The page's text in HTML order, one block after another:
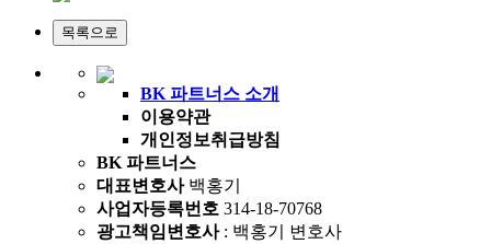
BK 파트너스 소개
이용약관
개인정보취급방침
BK 파트너스
대표변호사백홍기
사업자등록번호 314-18-70768
광고책임변호사: 백홍기 변호사